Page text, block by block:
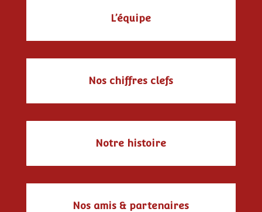
L’équipe
Nos chiffres clefs
Notre histoire
Nos amis & partenaires